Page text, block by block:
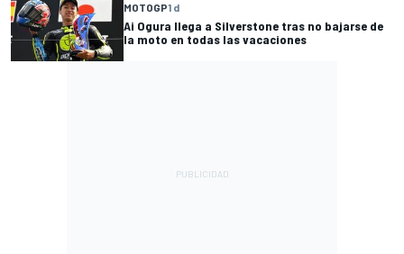
MOTOGP1 d
Ai Ogura llega a Silverstone tras no bajarse de
la moto en todas las vacaciones